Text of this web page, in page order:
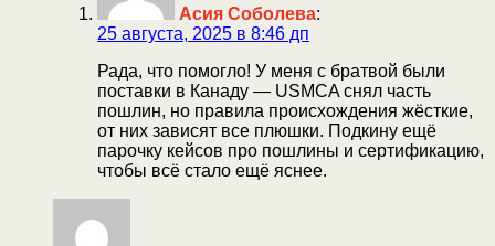
Асия Соболева:
25 августа, 2025 в 8:46 дп
Рада, что помогло! У меня с братвой были
поставки в Канаду — USMCA снял часть
пошлин, но правила происхождения жёсткие,
от них зависят все плюшки. Подкину ещё
парочку кейсов про пошлины и сертификацию,
чтобы всё стало ещё яснее.